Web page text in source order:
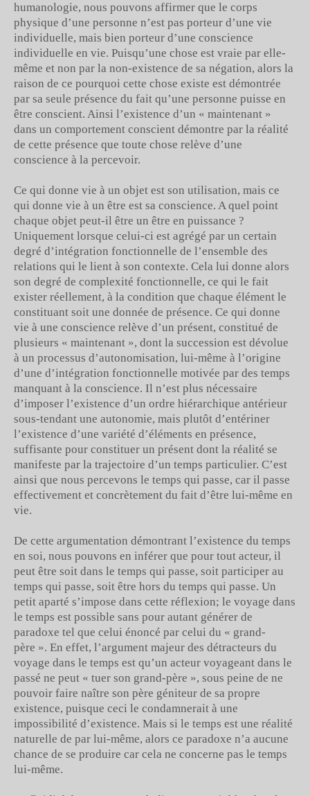
humanologie, nous pouvons affirmer que le corps
physique d’une personne n’est pas porteur d’une vie
individuelle, mais bien porteur d’une conscience
individuelle en vie. Puisqu’une chose est vraie par elle-
même et non par la non-existence de sa négation, alors la
raison de ce pourquoi cette chose existe est démontrée
par sa seule présence du fait qu’une personne puisse en
être conscient. Ainsi l’existence d’un « maintenant »
dans un comportement conscient démontre par la réalité
de cette présence que toute chose relève d’une
conscience à la percevoir.
Ce qui donne vie à un objet est son utilisation, mais ce
qui donne vie à un être est sa conscience. A quel point
chaque objet peut-il être un être en puissance ?
Uniquement lorsque celui-ci est agrégé par un certain
degré d’intégration fonctionnelle de l’ensemble des
relations qui le lient à son contexte. Cela lui donne alors
son degré de complexité fonctionnelle, ce qui le fait
exister réellement, à la condition que chaque élément le
constituant soit une donnée de présence. Ce qui donne
vie à une conscience relève d’un présent, constitué de
plusieurs « maintenant », dont la succession est dévolue
à un processus d’autonomisation, lui-même à l’origine
d’une d’intégration fonctionnelle motivée par des temps
manquant à la conscience. Il n’est plus nécessaire
d’imposer l’existence d’un ordre hiérarchique antérieur
sous-tendant une autonomie, mais plutôt d’entériner
l’existence d’une variété d’éléments en présence,
suffisante pour constituer un présent dont la réalité se
manifeste par la trajectoire d’un temps particulier. C’est
ainsi que nous percevons le temps qui passe, car il passe
effectivement et concrètement du fait d’être lui-même en
vie.
De cette argumentation démontrant l’existence du temps
en soi, nous pouvons en inférer que pour tout acteur, il
peut être soit dans le temps qui passe, soit participer au
temps qui passe, soit être hors du temps qui passe. Un
petit aparté s’impose dans cette réflexion; le voyage dans
le temps est possible sans pour autant générer de
paradoxe tel que celui énoncé par celui du « grand-
père ». En effet, l’argument majeur des détracteurs du
voyage dans le temps est qu’un acteur voyageant dans le
passé ne peut « tuer son grand-père », sous peine de ne
pouvoir faire naître son père géniteur de sa propre
existence, puisque ceci le condamnerait à une
impossibilité d’existence. Mais si le temps est une réalité
naturelle de par lui-même, alors ce paradoxe n’a aucune
chance de se produire car cela ne concerne pas le temps
lui-même.